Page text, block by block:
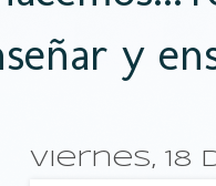
y
viernes, 18